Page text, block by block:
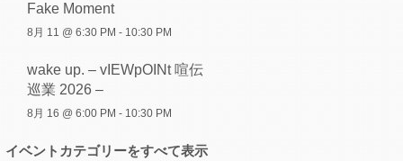
Fake Moment
8月 11 @ 6:30 PM - 10:30 PM
wake up. – vIEWpOINt 喧伝
巡業 2026 –
8月 16 @ 6:00 PM - 10:30 PM
イベントカテゴリーをすべて表示